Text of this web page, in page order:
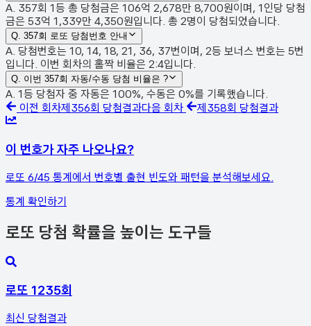
A. 357회 1등 총 당첨금은 106억 2,678만 8,700원이며, 1인당 당첨
금은 53억 1,339만 4,350원입니다. 총 2명이 당첨되었습니다.
Q. 357회 로또 당첨번호 안내
A. 당첨번호는 10, 14, 18, 21, 36, 37번이며, 2등 보너스 번호는 5번
입니다. 이번 회차의 홀짝 비율은 2:4입니다.
Q. 이번 357회 자동/수동 당첨 비율은 ?
A. 1등 당첨자 중 자동은 100%, 수동은 0%를 기록했습니다.
이전 회차제 356회 당첨결과다음 회차 제 358회 당첨결과
이 번호가 자주 나오나요?
로또 6/45 통계에서 번호별 출현 빈도와 패턴을 분석해보세요.
통계 확인하기
로또 당첨 확률을 높이는 도구들
로또 1235회
최신 당첨결과